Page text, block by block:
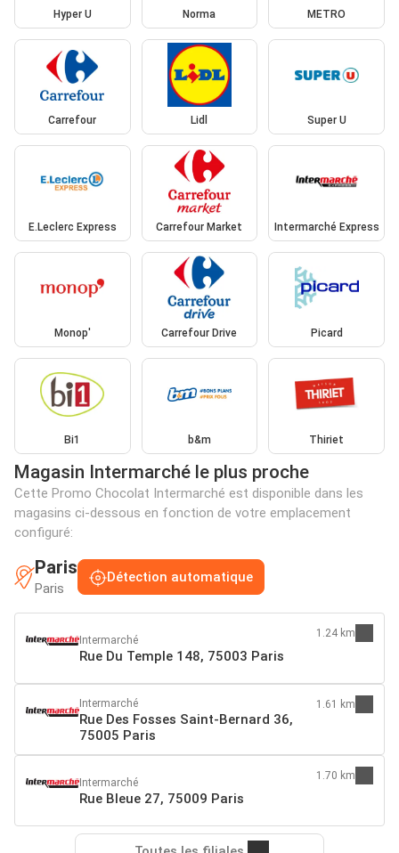
Hyper U Norma METRO
Carrefour Lidl Super U
E.Leclerc Express Carrefour Market Intermarché Express
Monop' Carrefour Drive Picard
Bi1 b&m Thiriet
Magasin Intermarché le plus proche
Cette Promo Chocolat Intermarché est disponible dans les
magasins ci-dessous en fonction de votre emplacement
configuré:
Paris
Paris
Détection automatique
Intermarché
Rue Du Temple 148, 75003 Paris
1.24 km
Intermarché
Rue Des Fosses Saint-Bernard 36,
75005 Paris
1.61 km
Intermarché
Rue Bleue 27, 75009 Paris
1.70 km